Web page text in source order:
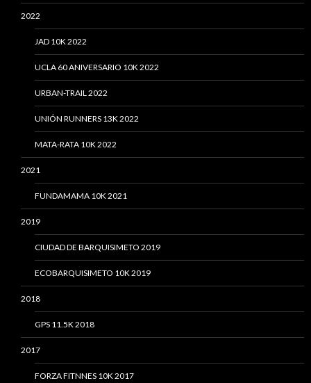
2022
JAD 10K 2022
UCLA 60 ANIVERSARIO 10K 2022
URBAN-TRAIL 2022
UNIÓN RUNNERS 13K 2022
MATA-RATA 10K 2022
2021
FUNDAMAMA 10K 2021
2019
CIUDAD DE BARQUISIMETO 2019
ECOBARQUISIMETO 10K 2019
2018
GPS 11.5K 2018
2017
FORZA FITNNES 10K 2017